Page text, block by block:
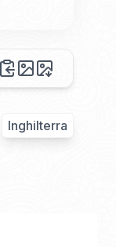
Inghilterra